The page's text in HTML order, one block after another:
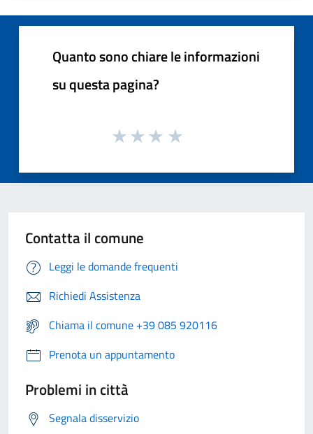
Quanto sono chiare le informazioni
su questa pagina?
Contatta il comune
Leggi le domande frequenti
Richiedi Assistenza
Chiama il comune +39 085 920116
Prenota un appuntamento
Problemi in città
Segnala disservizio